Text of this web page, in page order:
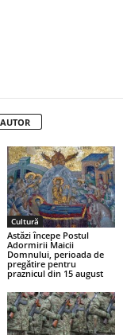
Cultură
Astăzi începe Postul
Adormirii Maicii
Domnului, perioada de
pregătire pentru
praznicul din 15 august